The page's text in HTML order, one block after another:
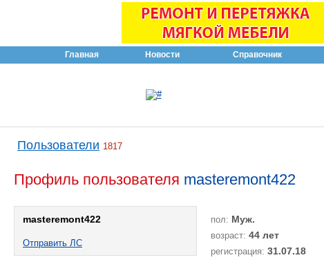
Главная Новости Справочник
Пользователи 1817
Профиль пользователя masteremont422
masteremont422
Отправить ЛС
пол: Муж.
возраст: 44 лет
регистрация: 31.07.18